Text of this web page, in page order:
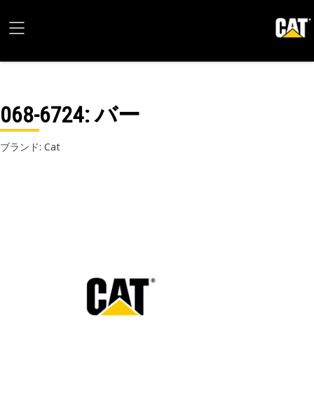
068-6724: バー
ブランド: Cat